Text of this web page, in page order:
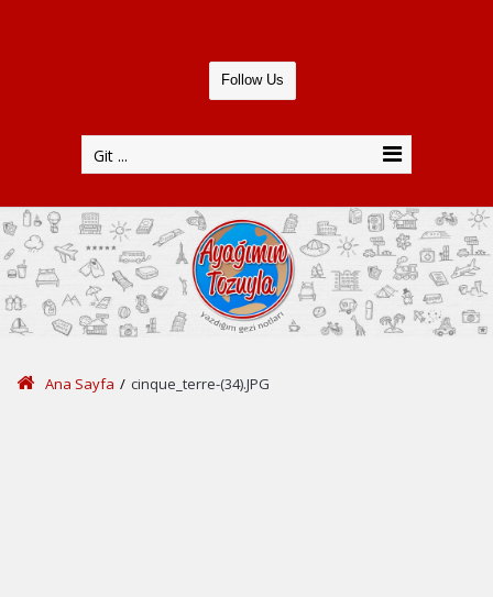
Follow Us
Git ...
Ana Sayfa / cinque_terre-(34).JPG